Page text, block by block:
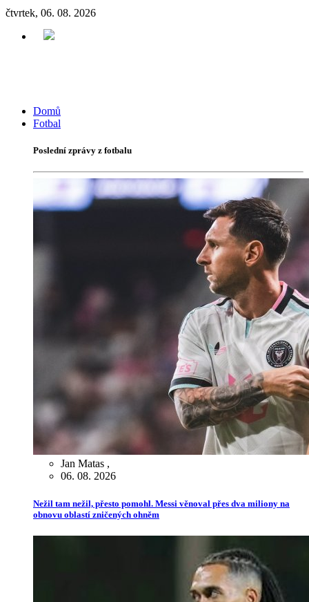
čtvrtek, 06. 08. 2026
Domů
Fotbal
Poslední zprávy z fotbalu
Jan Matas ,
06. 08. 2026
Nežil tam nežil, přesto pomohl. Messi věnoval přes dva miliony na
obnovu oblastí zničených ohněm